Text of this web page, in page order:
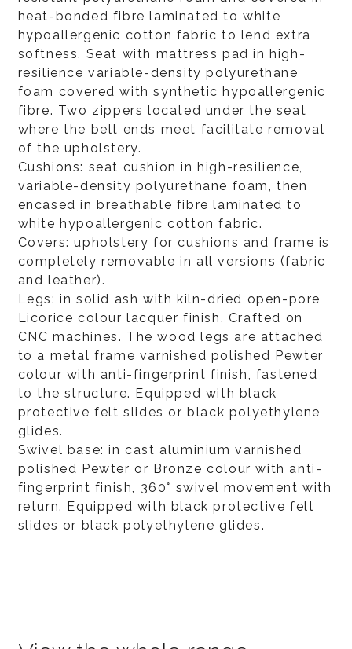
heat-bonded fibre laminated to white
hypoallergenic cotton fabric to lend extra
softness. Seat with mattress pad in high-
resilience variable-density polyurethane
foam covered with synthetic hypoallergenic
fibre. Two zippers located under the seat
where the belt ends meet facilitate removal
of the upholstery.
Cushions: seat cushion in high-resilience,
variable-density polyurethane foam, then
encased in breathable fibre laminated to
white hypoallergenic cotton fabric.
Covers: upholstery for cushions and frame is
completely removable in all versions (fabric
and leather).
Legs: in solid ash with kiln-dried open-pore
Licorice colour lacquer finish. Crafted on
CNC machines. The wood legs are attached
to a metal frame varnished polished Pewter
colour with anti-fingerprint finish, fastened
to the structure. Equipped with black
protective felt slides or black polyethylene
glides.
Swivel base: in cast aluminium varnished
polished Pewter or Bronze colour with anti-
fingerprint finish, 360° swivel movement with
return. Equipped with black protective felt
slides or black polyethylene glides.